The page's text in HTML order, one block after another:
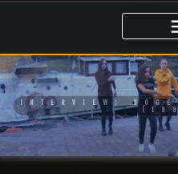
de
inhoud
INTERVIEW: